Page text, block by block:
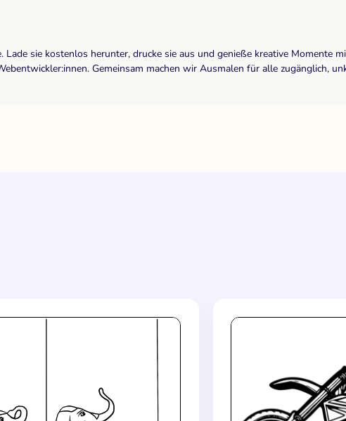
sie kostenlos herunter, drucke sie aus und genieße kreative Momente
Gemeinsam machen wir Ausmalen für alle zugänglich,